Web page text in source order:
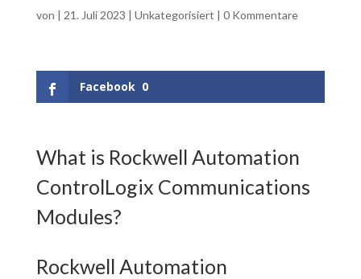
von | 21. Juli 2023 | Unkategorisiert | 0 Kommentare
Facebook 0
What is Rockwell Automation
ControlLogix Communications
Modules?
Rockwell Automation